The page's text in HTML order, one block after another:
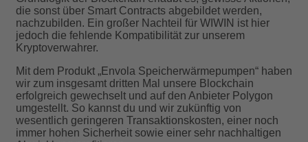
die sonst über Smart Contracts abgebildet werden,
nachzubilden. Ein großer Nachteil für WIWIN ist hier
jedoch die fehlende Kompatibilität zur unserem
Kryptoverwahrer.
Mit dem Produkt „Envola Speicherwärmepumpen“ haben
wir zum insgesamt dritten Mal unsere Blockchain
erfolgreich gewechselt und auf den Anbieter Polygon
umgestellt. So kannst du und wir zukünftig von
wesentlich geringeren Transaktionskosten, einer noch
immer hohen Sicherheit sowie einer sehr nachhaltigen